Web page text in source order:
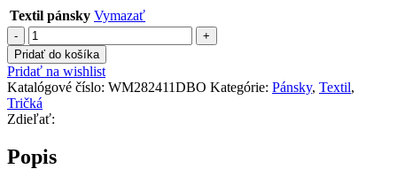
Textil pánsky Vymazať
množstvo
WILSON
TEAM
SEAMLESS
CREW
ROYAL
BLUE
Pridať do košíka
Pridať na wishlist
Katalógové číslo: WM282411DBO Kategórie: Pánsky, Textil,
Tričká
Zdieľať:
Popis